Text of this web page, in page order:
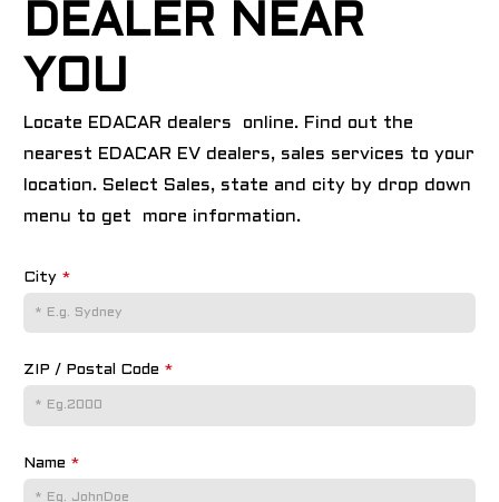
DEALER NEAR
YOU
Locate EDACAR dealers online. Find out the
nearest EDACAR EV dealers, sales services to your
location. Select Sales, state and city by drop down
menu to get more information.
City *
ZIP / Postal Code *
Name *